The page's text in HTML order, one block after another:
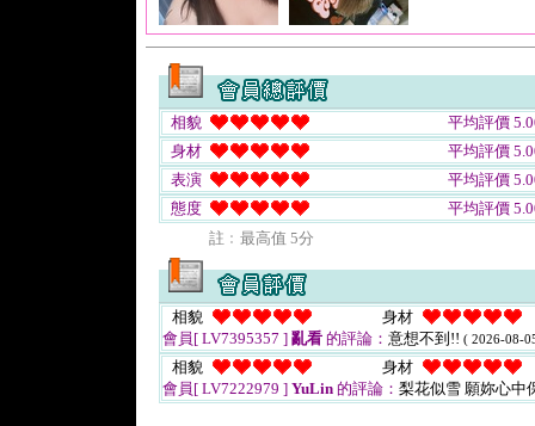
相貌
平均評價
身材
平均評價
表演
平均評價
態度
平均評價
註﹕最高值 5分
相貌
身材
會員[ LV7395357 ] 亂看 的評論： 意想不到!! ( 2026-08-
相貌
身材
會員[ LV7222979 ] YuLin 的評論： 梨花似雪 願妳心中